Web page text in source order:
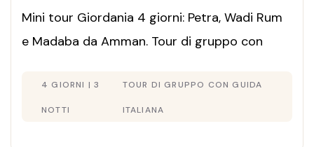
Mini tour Giordania 4 giorni: Petra, Wadi Rum
e Madaba da Amman. Tour di gruppo con
Ora il Tuo Posto!
4 GIORNI | 3
NOTTI
TOUR DI GRUPPO CON GUIDA
ITALIANA